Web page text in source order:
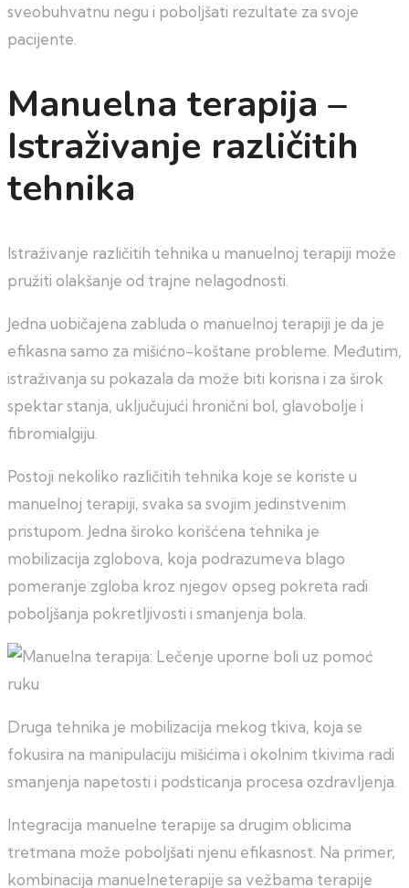
sveobuhvatnu negu i poboljšati rezultate za svoje
pacijente.
Manuelna terapija –
Istraživanje različitih
tehnika
Istraživanje različitih tehnika u manuelnoj terapiji može
pružiti olakšanje od trajne nelagodnosti.
Jedna uobičajena zabluda o manuelnoj terapiji je da je
efikasna samo za mišićno-koštane probleme. Međutim,
istraživanja su pokazala da može biti korisna i za širok
spektar stanja, uključujući hronični bol, glavobolje i
fibromialgiju.
Postoji nekoliko različitih tehnika koje se koriste u
manuelnoj terapiji, svaka sa svojim jedinstvenim
pristupom. Jedna široko korišćena tehnika je
mobilizacija zglobova, koja podrazumeva blago
pomeranje zgloba kroz njegov opseg pokreta radi
poboljšanja pokretljivosti i smanjenja bola.
Druga tehnika je mobilizacija mekog tkiva, koja se
fokusira na manipulaciju mišićima i okolnim tkivima radi
smanjenja napetosti i podsticanja procesa ozdravljenja.
Integracija manuelne terapije sa drugim oblicima
tretmana može poboljšati njenu efikasnost. Na primer,
kombinacija manuelneterapije sa vežbama terapije